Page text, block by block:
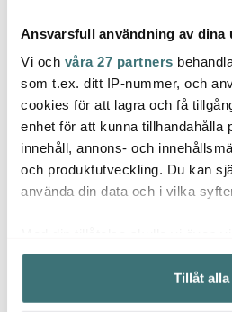
Ansvarsfull användning av dina
Vi och våra 27 partners
som t.ex. ditt IP-nummer, och
cookies för att lagra och få
enhet för att kunna tillhandahålla
innehåll, annons- och
och produktutveckling. Du kan
använda din data och i vilka
Samla in information om din
kan ha en noggrannhet på
Identifiera din enhet genom
Tillåt alla
Muurla
Pippi servett Pippi &
Lilla Gubben 33x33 cm
rosa
59 kr
Rätt
Pippi
129